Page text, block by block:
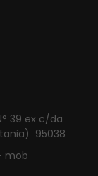
39 ex c/da
95038
mob